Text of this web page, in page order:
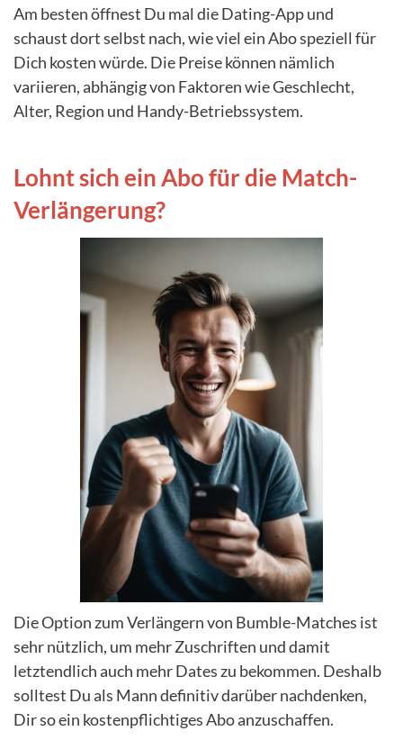
Am besten öffnest Du mal die Dating-App und
schaust dort selbst nach, wie viel ein Abo speziell für
Dich kosten würde. Die Preise können nämlich
variieren, abhängig von Faktoren wie Geschlecht,
Alter, Region und Handy-Betriebssystem.
Lohnt sich ein Abo für die Match-
Verlängerung?
Die Option zum Verlängern von Bumble-Matches ist
sehr nützlich, um mehr Zuschriften und damit
letztendlich auch mehr Dates zu bekommen. Deshalb
solltest Du als Mann definitiv darüber nachdenken,
Dir so ein kostenpflichtiges Abo anzuschaffen.